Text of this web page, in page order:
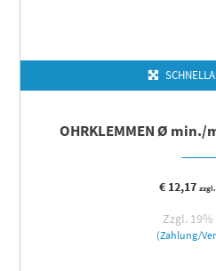
OHRKLEMMEN Ø min./
€12,17
Zzgl. 19%
(Zahlung/